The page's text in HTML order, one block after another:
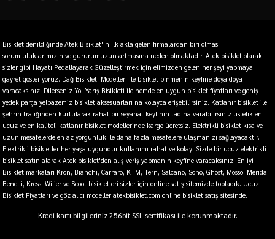
Bisiklet denildiğinde Atek Bisiklet'in ilk akla gelen firmalardan biri olması
sorumluluklarımızın ve gururumuzun artmasına neden olmaktadır. Atek bisiklet olarak
sizler gibi Hayatı Pedallayarak Güzelleştirmek için elimizden gelen her şeyi yapmaya
gayret gösteriyoruz. Dağ Bisikleti Modelleri ile bisiklet binmenin keyfine doya doya
varacaksınız. Dilerseniz Yol Yarış Bisikleti ile hemde en uygun bisiklet fiyatları ve geniş
yedek parça yelpazemiz bisiklet aksesuarları na kolayca erişebilirsiniz. Katlanır bisiklet ile
şehrin trafiğinden kurtularak rahat bir seyahat keyfinin tadına varabilirsiniz üstelik en
ucuz ve en kaliteli katlanır bisiklet modellerinde kargo ücretsiz. Elektrikli bisiklet kısa ve
uzun mesafelerde en az yorgunluk ile daha fazla mesafelere ulaşmanızı sağlayacaktır.
Elektrikli bisikletler her yaşa uygundur kullanımı rahat ve kolay. Sizde bir ucuz elektrikli
bisiklet satın alarak Atek bisiklet'den alış veriş yapmanın keyfine varacaksınız. En iyi
Bisiklet markaları Kron, Bianchi, Carraro, KTM, Tern, Salcano, Soho, Ghost, Mosso, Merida,
Benelli, Kross, Wilier ve Scoot bisikletleri sizler için online satış sitemizde topladık. Ucuz
Bisiklet Fiyatları ve göz alıcı modeller atekbisiklet.com online bisiklet satış sitesinde.
Kredi kartı bilgileriniz 256bit SSL sertifikası ile korunmaktadır.